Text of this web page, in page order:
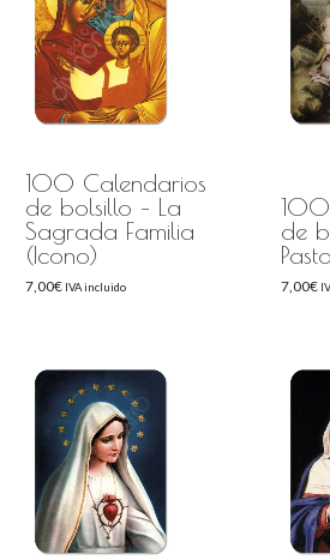
100 Calendarios
de bolsillo – La
Sagrada Familia
(Icono)
7,00€ IVA incluido
100
de
7,00€